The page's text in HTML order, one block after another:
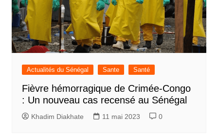
Actualités du Sénégal Sante Santé
Fièvre hémorragique de Crimée-Congo
: Un nouveau cas recensé au Sénégal
Khadim Diakhate 11 mai 2023 0